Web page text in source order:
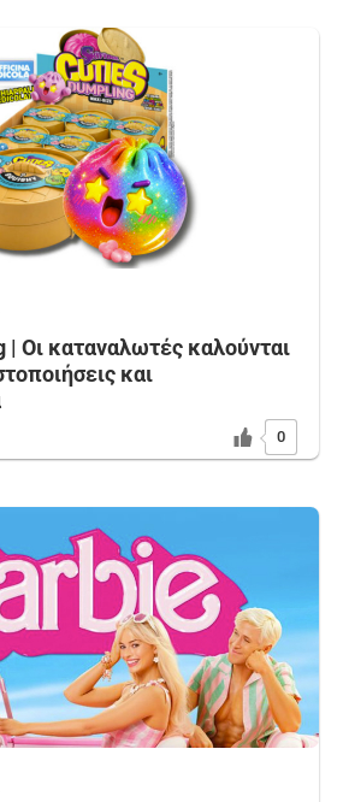
Οι καταναλωτές καλούνται
και
0